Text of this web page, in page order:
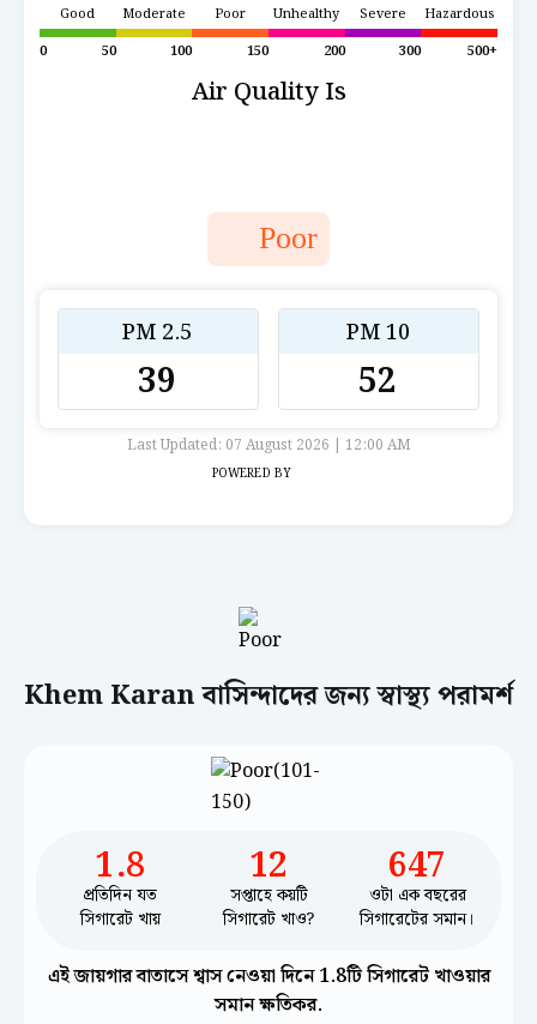
Good
0
50
Moderate
100
Poor
150
Unhealthy
200
Severe
300
Hazardous
500+
Air Quality Is
Poor
PM 2.5
39
PM 10
52
Last Updated: 07 August 2026 | 12:00 AM
POWERED BY
Khem Karan বাসিন্দাদের জন্য স্বাস্থ্য পরামর্শ
1.8
প্রতিদিন যত
সিগারেট খায়
12
সপ্তাহে কয়টি
সিগারেট খাও?
647
ওটা এক বছরের
সিগারেটের সমান।
এই জায়গার বাতাসে শ্বাস নেওয়া দিনে 1.8টি সিগারেট খাওয়ার
সমান ক্ষতিকর.